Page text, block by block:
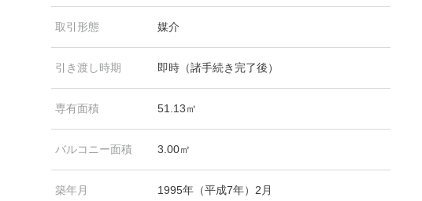
取引形態 媒介
引き渡し時期 即時（諸手続き完了後）
専有面積 51.13㎡
バルコニー面積 3.00㎡
築年月 1995年（平成7年）2月